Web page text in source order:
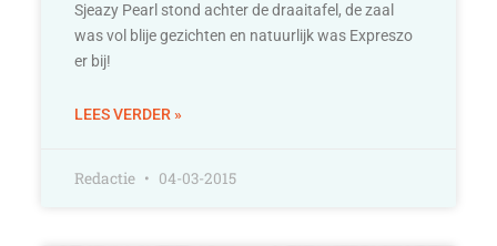
Sjeazy Pearl stond achter de draaitafel, de zaal
was vol blije gezichten en natuurlijk was Expreszo
er bij!
LEES VERDER »
Redactie 04-03-2015